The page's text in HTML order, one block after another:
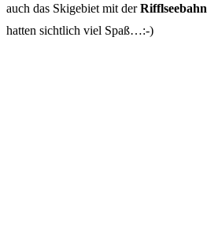
auch das Skigebiet mit derRifflseebahn
hatten sichtlich viel Spaß…:-)